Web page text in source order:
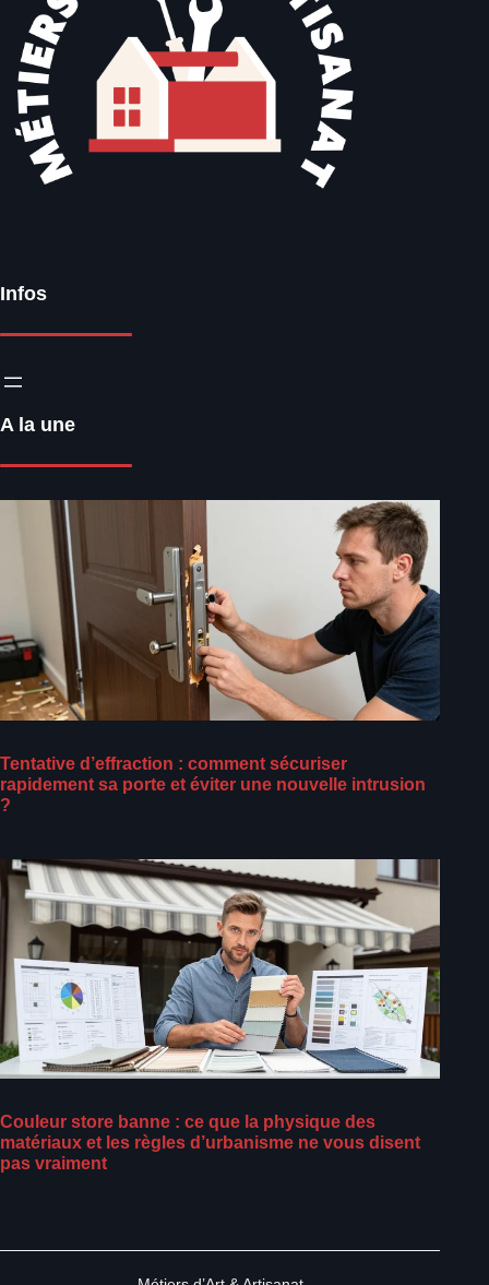
Infos
A la une
Tentative d’effraction : comment sécuriser
rapidement sa porte et éviter une nouvelle intrusion
?
Couleur store banne : ce que la physique des
matériaux et les règles d’urbanisme ne vous disent
pas vraiment